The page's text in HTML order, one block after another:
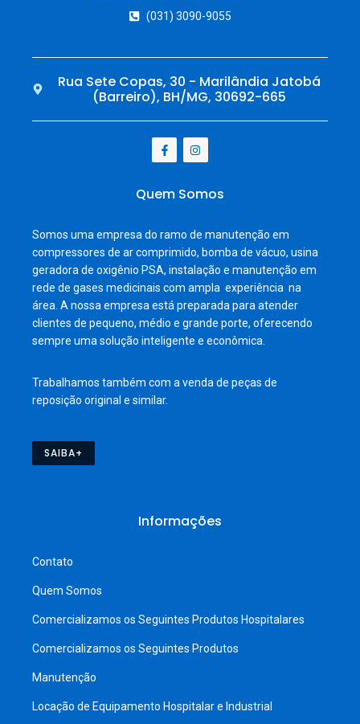
(031) 3090-9055
Rua Sete Copas, 30 - Marilândia Jatobá
(Barreiro), BH/MG, 30692-665
Quem Somos
Somos uma empresa do ramo de manutenção em
compressores de ar comprimido, bomba de vácuo, usina
geradora de oxigênio PSA, instalação e manutenção em
rede de gases medicinais com ampla experiência na
área. A nossa empresa está preparada para atender
clientes de pequeno, médio e grande porte, oferecendo
sempre uma solução inteligente e econômica.
Trabalhamos também com a venda de peças de
reposição original e similar.
SAIBA+
Informações
Contato
Quem Somos
Comercializamos os Seguintes Produtos Hospitalares
Comercializamos os Seguintes Produtos
Manutenção
Locação de Equipamento Hospitalar e Industrial